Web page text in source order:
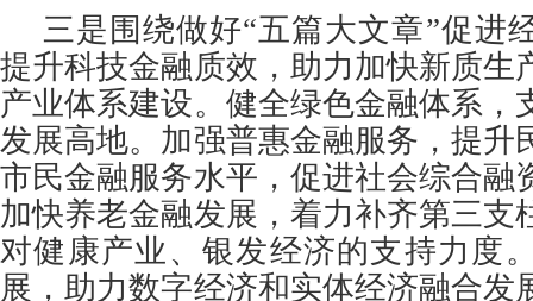
三是围绕做好“五篇大文章”促进
提升科技金融质效，助力加快新质生
产业体系建设。健全绿色金融体系，
发展高地。加强普惠金融服务，提升
市民金融服务水平，促进社会综合融
加快养老金融发展，着力补齐第三支
对健康产业、银发经济的支持力度
展，助力数字经济和实体经济融合发